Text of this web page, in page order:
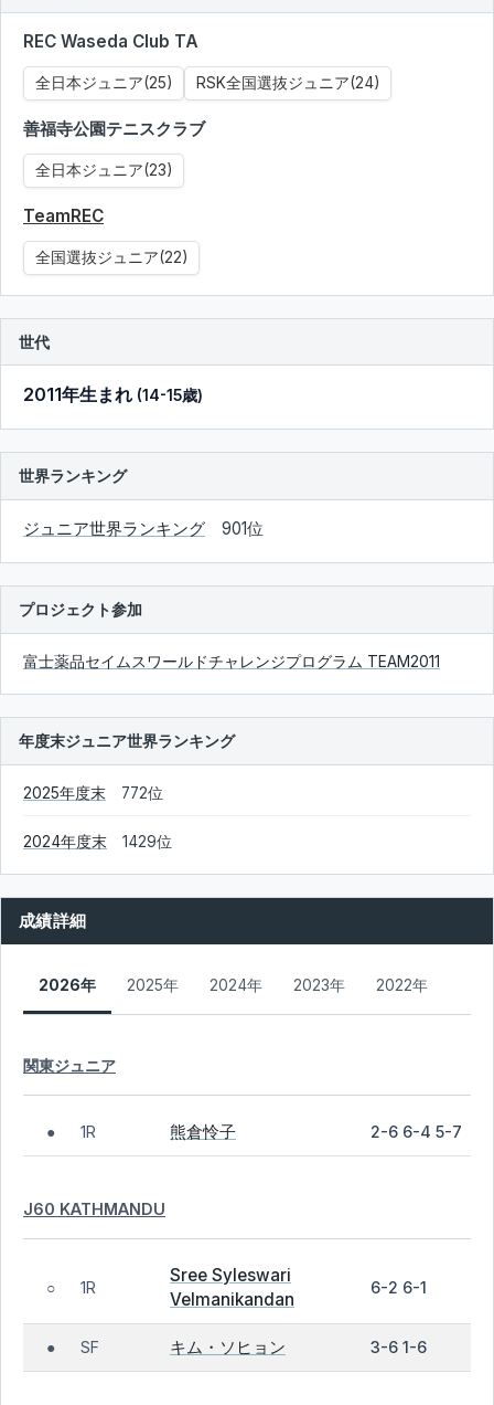
REC Waseda Club TA
全日本ジュニア(25) RSK全国選抜ジュニア(24)
善福寺公園テニスクラブ
全日本ジュニア(23)
TeamREC
全国選抜ジュニア(22)
世代
2011年生まれ (14-15歳)
世界ランキング
ジュニア世界ランキング 901位
プロジェクト参加
富士薬品セイムスワールドチャレンジプログラム TEAM2011
年度末ジュニア世界ランキング
2025年度末 772位
2024年度末 1429位
成績詳細
2026年 2025年 2024年 2023年 2022年
関東ジュニア
● 1R 熊倉怜子 2-6 6-4 5-7
J60 KATHMANDU
○ 1R
Sree Syleswari
Velmanikandan
6-2 6-1
● SF キム・ソヒョン 3-6 1-6